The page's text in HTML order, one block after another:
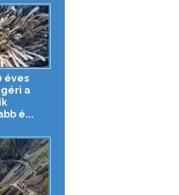
éves
a
é...